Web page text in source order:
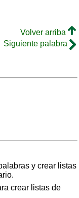
Volver arriba
Siguiente palabra
y crear listas
crear listas de